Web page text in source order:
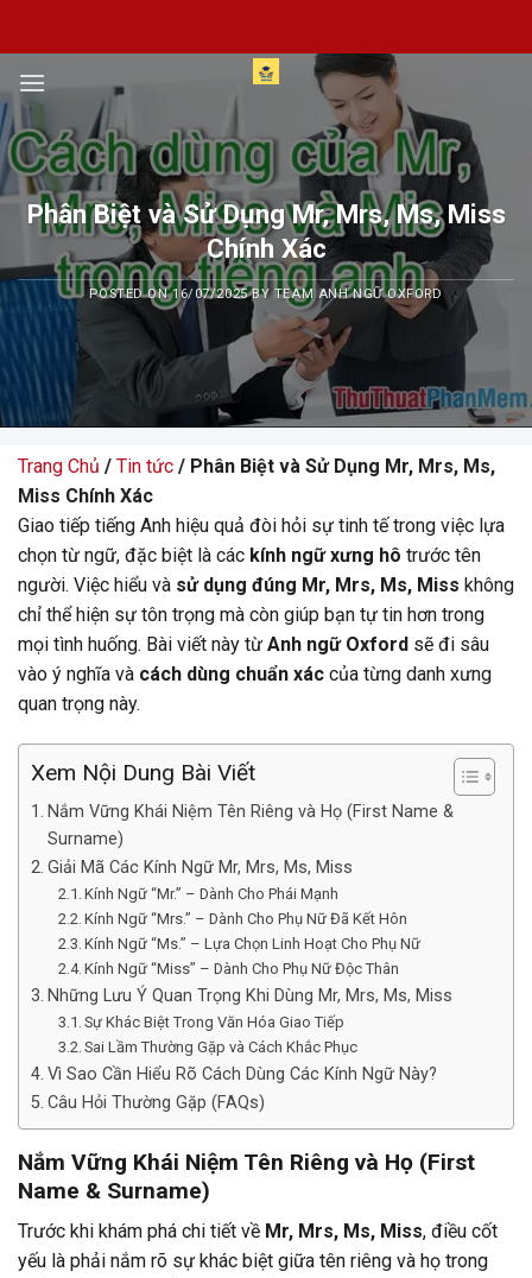
content
Phân Biệt và Sử Dụng Mr, Mrs, Ms, Miss
Chính Xác
POSTED ON16/07/2025BYTEAM ANH NGỮ OXFORD
Trang Chủ / Tin tức / Phân Biệt và Sử Dụng Mr, Mrs, Ms,
Miss Chính Xác
Giao tiếp tiếng Anh hiệu quả đòi hỏi sự tinh tế trong việc lựa
chọn từ ngữ, đặc biệt là các kính ngữ xưng hô trước tên
người. Việc hiểu và sử dụng đúng Mr, Mrs, Ms, Miss không
chỉ thể hiện sự tôn trọng mà còn giúp bạn tự tin hơn trong
mọi tình huống. Bài viết này từ Anh ngữ Oxford sẽ đi sâu
vào ý nghĩa và cách dùng chuẩn xác của từng danh xưng
quan trọng này.
Xem Nội Dung Bài Viết
Nắm Vững Khái Niệm Tên Riêng và Họ (First Name &
Surname)
Giải Mã Các Kính Ngữ Mr, Mrs, Ms, Miss
Kính Ngữ “Mr.” – Dành Cho Phái Mạnh
Kính Ngữ “Mrs.” – Dành Cho Phụ Nữ Đã Kết Hôn
Kính Ngữ “Ms.” – Lựa Chọn Linh Hoạt Cho Phụ Nữ
Kính Ngữ “Miss” – Dành Cho Phụ Nữ Độc Thân
Những Lưu Ý Quan Trọng Khi Dùng Mr, Mrs, Ms, Miss
Sự Khác Biệt Trong Văn Hóa Giao Tiếp
Sai Lầm Thường Gặp và Cách Khắc Phục
Vì Sao Cần Hiểu Rõ Cách Dùng Các Kính Ngữ Này?
Câu Hỏi Thường Gặp (FAQs)
Nắm Vững Khái Niệm Tên Riêng và Họ (First
Name & Surname)
Trước khi khám phá chi tiết về Mr, Mrs, Ms, Miss, điều cốt
yếu là phải nắm rõ sự khác biệt giữa tên riêng và họ trong